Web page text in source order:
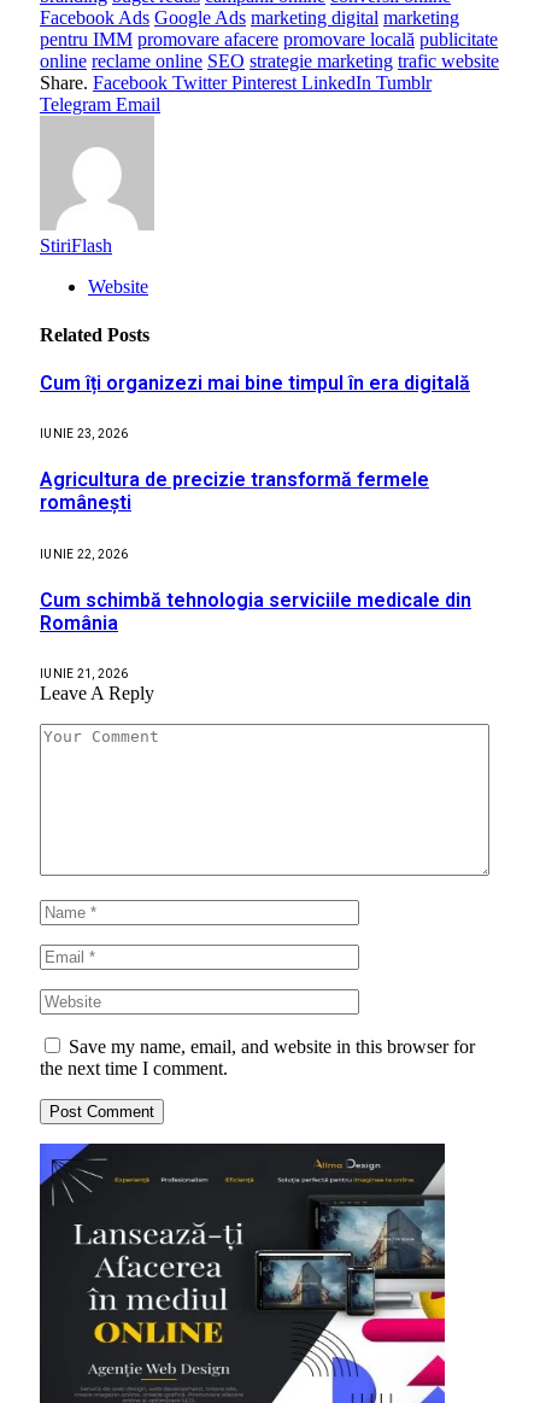
Facebook Ads Google Ads marketing digital marketing
pentru IMM promovare afacere promovare locală publicitate
online reclame online SEO strategie marketing trafic website
Share. Facebook Twitter Pinterest LinkedIn Tumblr
Telegram Email
StiriFlash
Website
Related Posts
Cum îți organizezi mai bine timpul în era digitală
IUNIE 23, 2026
Agricultura de precizie transformă fermele
românești
IUNIE 22, 2026
Cum schimbă tehnologia serviciile medicale din
România
IUNIE 21, 2026
Leave A Reply
Save my name, email, and website in this browser for
the next time I comment.